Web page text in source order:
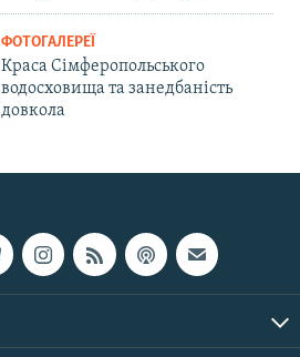
ФОТОГАЛЕРЕЇ
Краса Сімферопольського
водосховища та занедбаність
довкола